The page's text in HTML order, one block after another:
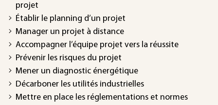
projet
Établir le planning d’un projet
Manager un projet à distance
Accompagner l’équipe projet vers la réussite
Prévenir les risques du projet
Mener un diagnostic énergétique
Décarboner les utilités industrielles
Mettre en place les réglementations et normes